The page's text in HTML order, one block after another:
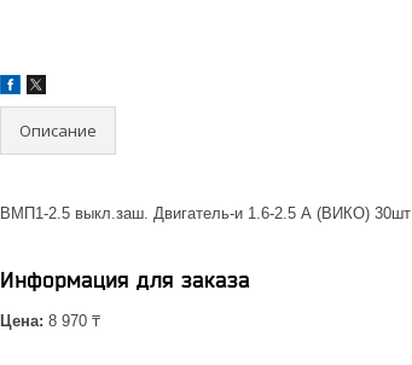
Описание
ВМП1-2.5 выкл.заш. Двигатель-и 1.6-2.5 А (ВИКО) 30шт
Информация для заказа
Цена: 8 970 ₸